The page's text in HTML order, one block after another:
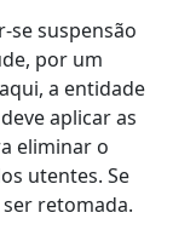
se suspensão
por um
a entidade
aplicar as
eliminar o
utentes. Se
retomada.